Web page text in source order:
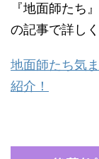
『地面師たち
の記事で詳し
地面師たち気
紹介！